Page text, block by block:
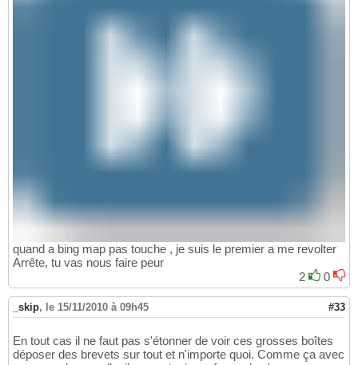
quand a bing map pas touche , je suis le premier a me revolter
Arrête, tu vas nous faire peur
2
0
_skip, le 15/11/2010 à 09h45 #33
En tout cas il ne faut pas s'étonner de voir ces grosses boîtes
déposer des brevets sur tout et n'importe quoi. Comme ça avec